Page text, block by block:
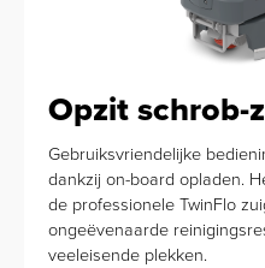
Opzit schrob-
Gebruiksvriendelijke
dankzij on-board opladen.
de professionele TwinFlo
ongeëvenaarde
veeleisende plekken.